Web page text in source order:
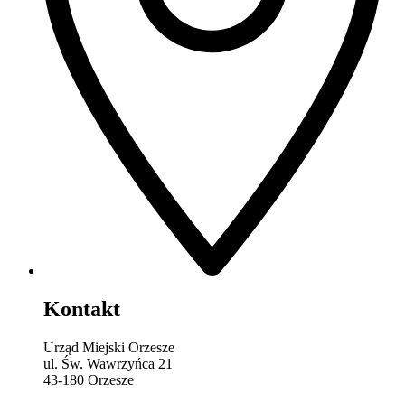
Kontakt
Urząd Miejski Orzesze
ul. Św. Wawrzyńca 21
43-180 Orzesze